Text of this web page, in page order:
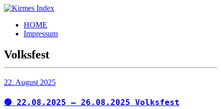
Zum
springen
Kirmes
Index
Tourpläne
der
letzten
Jahre
HOME
Impressum
Volksfest
22. August 2025
🟢 22.08.2025 – 26.08.2025 Volksfest